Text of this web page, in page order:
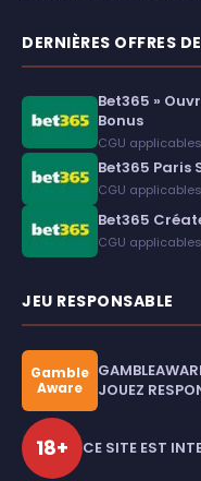
DERNIÈRES OFFRES
Bet365 »
Bonus
CGU
Bet365 Paris
CGU
Bet365
CGU
JEU RESPONSABLE
Gamble
Aware
JOUEZ
18+ CE SITE EST